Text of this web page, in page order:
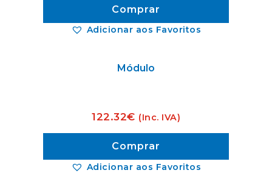
Adicionar aos Favoritos
Comprar
Adicionar aos Favoritos
Módulo
122.32€ (Inc. IVA)
Comprar